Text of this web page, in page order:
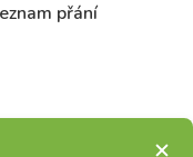
přání